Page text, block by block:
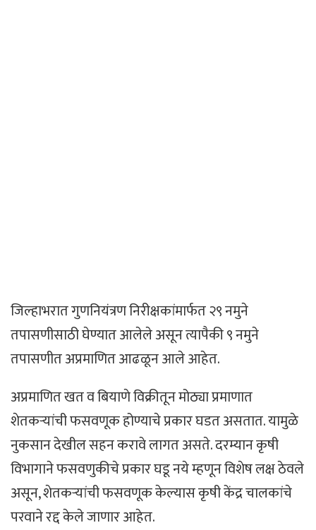
जिल्हाभरात गुणनियंत्रण निरीक्षकांमार्फत २९ नमुने
तपासणीसाठी घेण्यात आलेले असून त्यापैकी ९ नमुने
तपासणीत अप्रमाणित आढळून आले आहेत.
अप्रमाणित खत व बियाणे विक्रीतून मोठ्या प्रमाणात
शेतकऱ्यांची फसवणूक होण्याचे प्रकार घडत असतात. यामुळे
नुकसान देखील सहन करावे लागत असते. दरम्यान कृषी
विभागाने फसवणुकीचे प्रकार घडू नये म्हणून विशेष लक्ष ठेवले
असून, शेतकऱ्यांची फसवणूक केल्यास कृषी केंद्र चालकांचे
परवाने रद्द केले जाणार आहेत.